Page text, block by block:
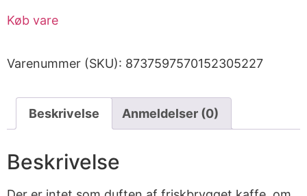
Køb vare
Varenummer (SKU): 8737597570152305227
Beskrivelse Anmeldelser (0)
Beskrivelse